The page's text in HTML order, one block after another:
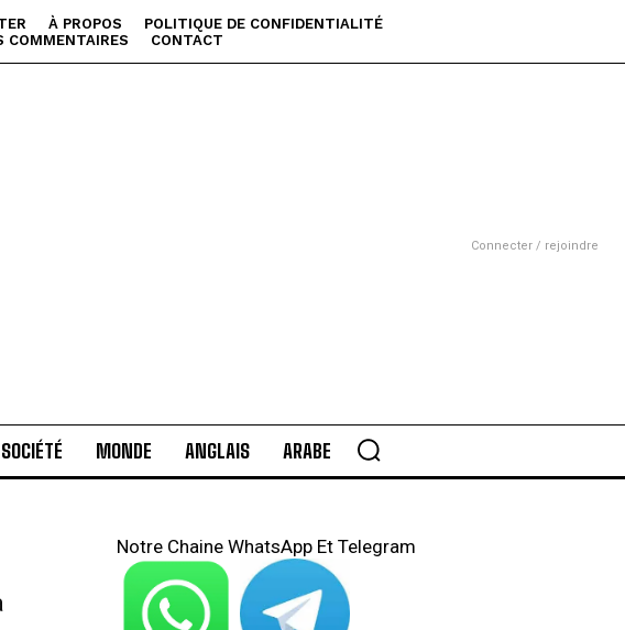
À PROPOS
POLITIQUE DE CONFIDENTIALITÉ
COMMENTAIRES
CONTACT
Connecter / rejoindre
SOCIÉTÉ MONDE ANGLAIS ARABE
Notre Chaine WhatsApp Et Telegram